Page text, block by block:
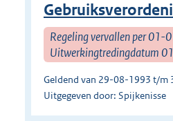
Regeling vervallen per 01-
Uitwerkingtredingdatum
Geldend van 29-08-1993 t/m
Uitgegeven door: Spijkenisse